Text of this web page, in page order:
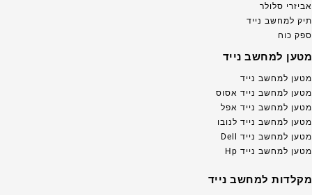
אביזרי סלולר
תיק למחשב נייד
ספק כוח
מטען למחשב נייד
מטען למחשב נייד
מטען למחשב נייד אסוס
מטען למחשב נייד אפל
מטען למחשב נייד לנובו
מטען למחשב נייד Dell
מטען למחשב נייד Hp
מקלדות למחשב נייד